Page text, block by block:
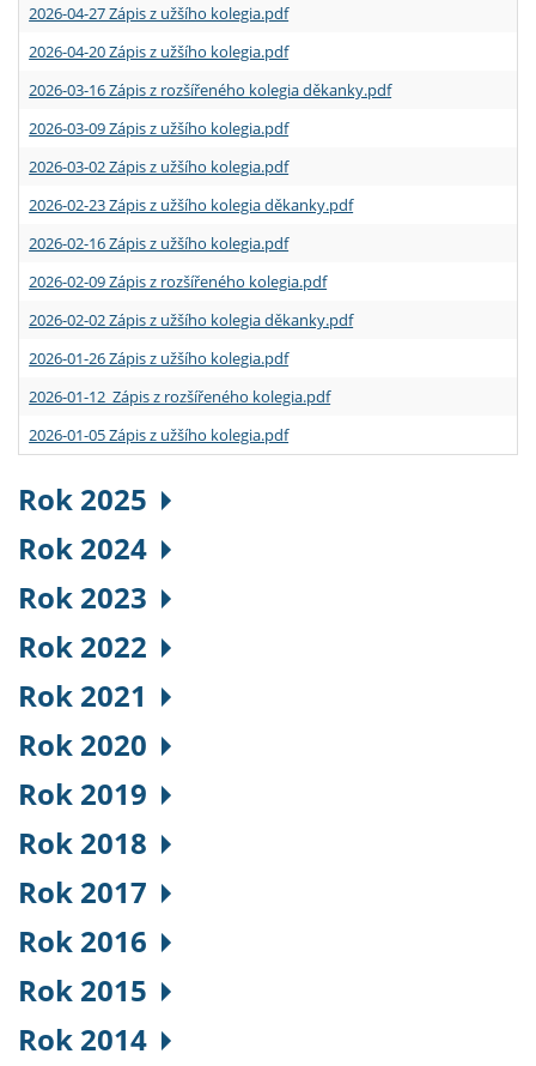
2026-04-27 Zápis z užšího kolegia.pdf
2026-04-20 Zápis z užšího kolegia.pdf
2026-03-16 Zápis z rozšířeného kolegia děkanky.pdf
2026-03-09 Zápis z užšího kolegia.pdf
2026-03-02 Zápis z užšího kolegia.pdf
2026-02-23 Zápis z užšího kolegia děkanky.pdf
2026-02-16 Zápis z užšího kolegia.pdf
2026-02-09 Zápis z rozšířeného kolegia.pdf
2026-02-02 Zápis z užšího kolegia děkanky.pdf
2026-01-26 Zápis z užšího kolegia.pdf
2026-01-12 Zápis z rozšířeného kolegia.pdf
2026-01-05 Zápis z užšího kolegia.pdf
Rok 2025
Rok 2024
Rok 2023
Rok 2022
Rok 2021
Rok 2020
Rok 2019
Rok 2018
Rok 2017
Rok 2016
Rok 2015
Rok 2014